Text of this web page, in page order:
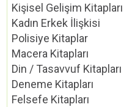
Kişisel Gelişim Kitapları
Kadın Erkek İlişkisi
Polisiye Kitaplar
Macera Kitapları
Din / Tasavvuf Kitapları
Deneme Kitapları
Felsefe Kitapları